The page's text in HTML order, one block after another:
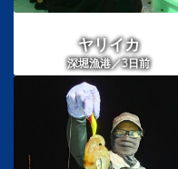
ヤリイカ
深堀漁港／3日前